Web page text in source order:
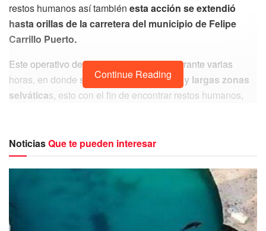
restos humanos así también esta acción se extendió
hasta orillas de la carretera del municipio de Felipe
Carrillo Puerto.
Este operativo de búsqueda se realizó durante varias
horas, en donde se recorrieron veredas y largas zonas
selváticas, esto con el fin de encontrar restos humanos,
Desaparición Cometida por Particulares.
Continue Reading
NoticiasQue te pueden interesar